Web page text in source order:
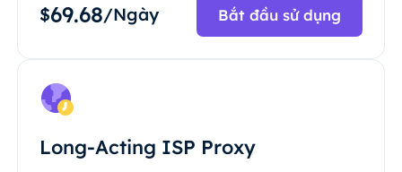
$69.68/Ngày Bắt đầu sử dụng
Long-Acting ISP Proxy